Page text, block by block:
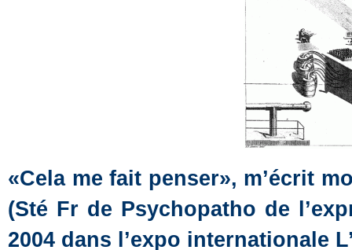
«Cela me fait penser», m’écrit
(Sté Fr de Psychopatho de
2004 dans l’expo internationale